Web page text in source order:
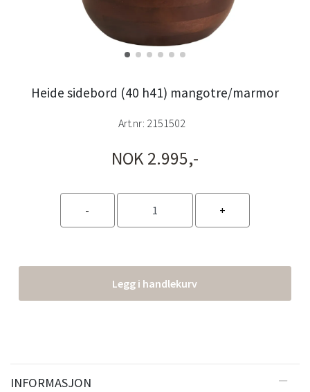
Heide sidebord (40 h41) mangotre/marmor
Art.nr: 2151502
NOK 2.995,-
Legg i handlekurv
INFORMASJON